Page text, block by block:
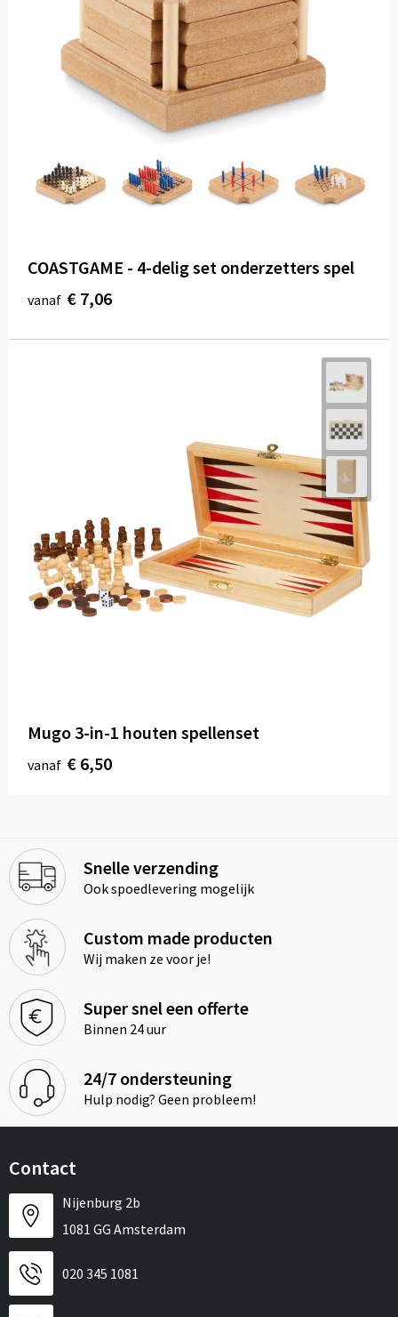
COASTGAME - 4-delig set onderzetters spel
vanaf € 7,06
Mugo 3-in-1 houten spellenset
vanaf € 6,50
Snelle verzending
Ook spoedlevering mogelijk
Custom made producten
Wij maken ze voor je!
Super snel een offerte
Binnen 24 uur
24/7 ondersteuning
Hulp nodig? Geen probleem!
Contact
Nijenburg 2b
1081 GG Amsterdam
020 345 1081